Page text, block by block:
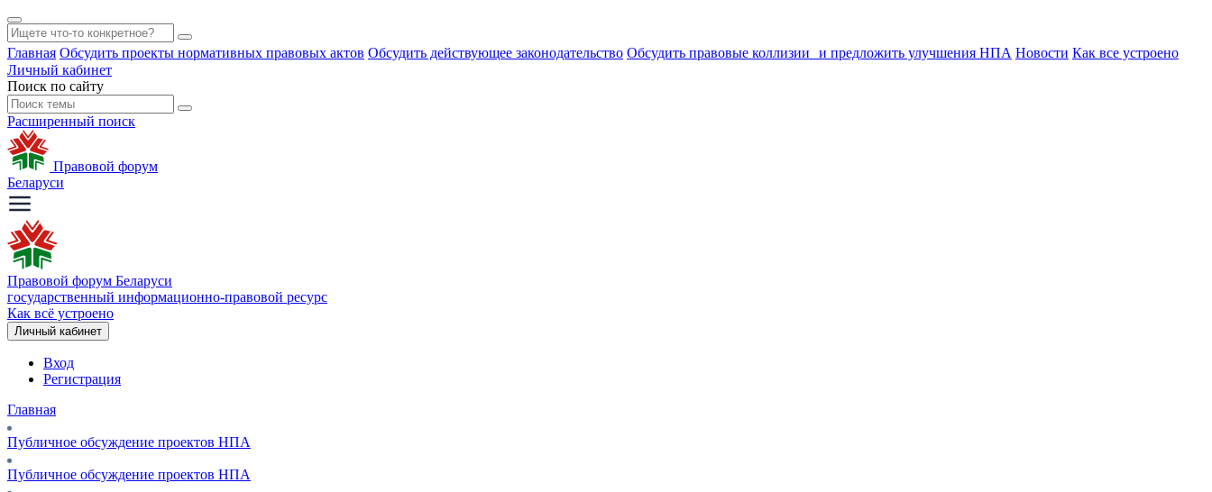
Главная Обсудить проекты нормативных правовых актов Обсудить действующее законодательство Обсудить правовые коллизии и предложить улучшения НПА Новости Как все устроено
Личный кабинет
Поиск по сайту
Расширенный поиск
Правовой форум
Беларуси
Правовой форум Беларуси
государственный информационно-правовой ресурс
Как всё устроено
Личный кабинет
Вход
Регистрация
Главная
Публичное обсуждение проектов НПА
Публичное обсуждение проектов НПА